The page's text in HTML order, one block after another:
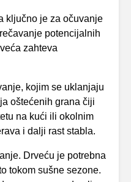
ključno je za očuvanje
potencijalnih
zahteva
kojim se uklanjaju
oštećenih grana čiji
na kući ili okolnim
i dalji rast stabla.
Drveću je potrebna
tokom sušne sezone.